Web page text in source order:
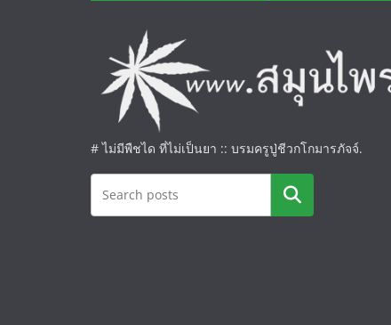
# ไม่มีพืชได ที่ไม่เป็นยา :: บรมครูปู่ชีวกโกมารภัจจ์.
ค้นหา